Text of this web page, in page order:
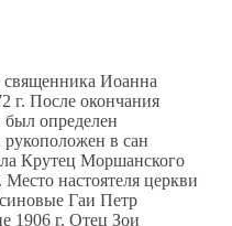
священника Иоанна
г. После окончания
определен
в сан
Крутец Моршанского
настоятеля церкви
Гаи Петр
1906 г. Отец Зои